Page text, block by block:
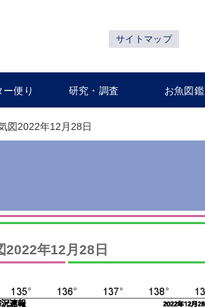
サイトマップ
ー便り 研究・調査 お魚図鑑
図2022年12月28日
2022年12月28日